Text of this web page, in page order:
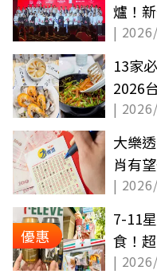
爐！
９連霸
|
13家
2026
基師
|
大樂
肖有
氣更旺
|
優惠
7-11
食！
淇淋
|